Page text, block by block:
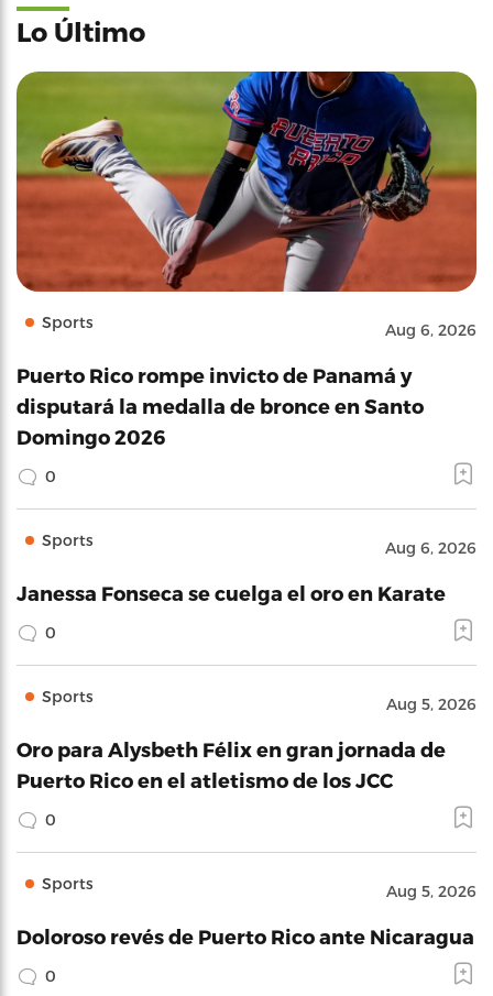
Lo Último
Sports Aug 6, 2026
Puerto Rico rompe invicto de Panamá y
disputará la medalla de bronce en Santo
Domingo 2026
0
Sports Aug 6, 2026
Janessa Fonseca se cuelga el oro en Karate
0
Sports Aug 5, 2026
Oro para Alysbeth Félix en gran jornada de
Puerto Rico en el atletismo de los JCC
0
Sports Aug 5, 2026
Doloroso revés de Puerto Rico ante Nicaragua
0